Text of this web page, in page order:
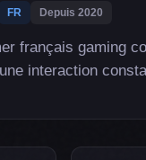
FR Depuis 2020
français gaming
interaction